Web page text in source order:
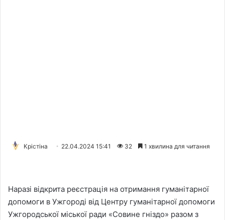
Крістіна 22.04.2024 15:41 32 1 хвилина для читання
Наразі відкрита реєстрація на отримання гуманітарної
допомоги в Ужгороді від Центру гуманітарної допомоги
Ужгородської міської ради «Совине гніздо» разом з